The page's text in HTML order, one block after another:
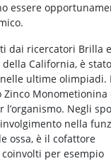
essere
dai ricercatori Brilla e
California, è
ultime olimpiadi.
Monometionina
Negli
nella
ossa, è il cofattore
per esempio